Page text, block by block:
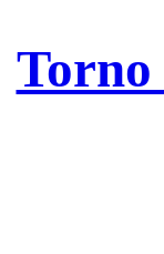
Torno